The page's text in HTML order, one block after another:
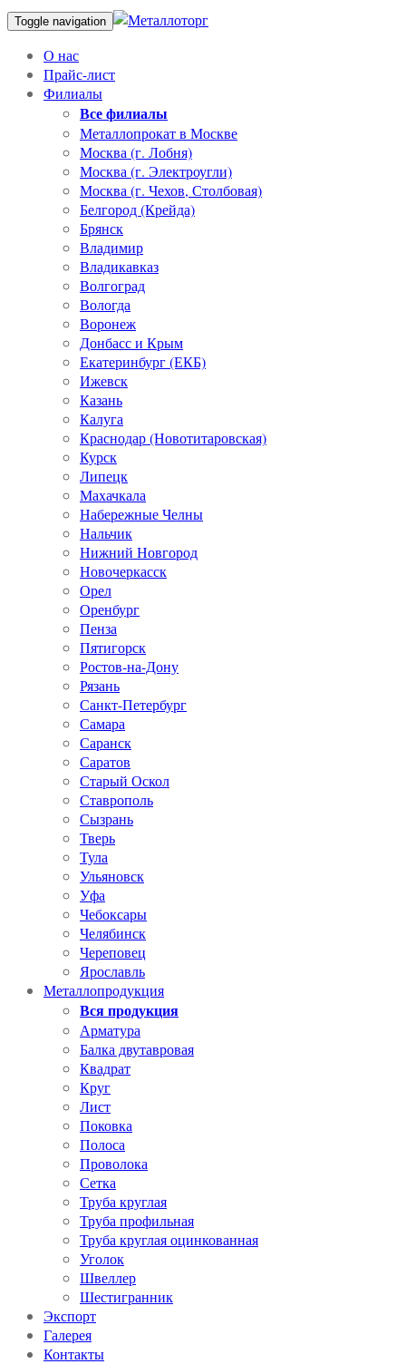
Toggle navigation
О нас
Прайс-лист
Филиалы
Все филиалы
Металлопрокат в Москве
Москва (г. Лобня)
Москва (г. Электроугли)
Москва (г. Чехов, Столбовая)
Белгород (Крейда)
Брянск
Владимир
Владикавказ
Волгоград
Вологда
Воронеж
Донбасс и Крым
Екатеринбург (ЕКБ)
Ижевск
Казань
Калуга
Краснодар (Новотитаровская)
Курск
Липецк
Махачкала
Набережные Челны
Нальчик
Нижний Новгород
Новочеркасск
Орел
Оренбург
Пенза
Пятигорск
Ростов-на-Дону
Рязань
Санкт-Петербург
Самара
Саранск
Саратов
Старый Оскол
Ставрополь
Сызрань
Тверь
Тула
Ульяновск
Уфа
Чебоксары
Челябинск
Череповец
Ярославль
Металлопродукция
Вся продукция
Арматура
Балка двутавровая
Квадрат
Круг
Лист
Поковка
Полоса
Проволока
Сетка
Труба круглая
Труба профильная
Труба круглая оцинкованная
Уголок
Швеллер
Шестигранник
Экспорт
Галерея
Контакты